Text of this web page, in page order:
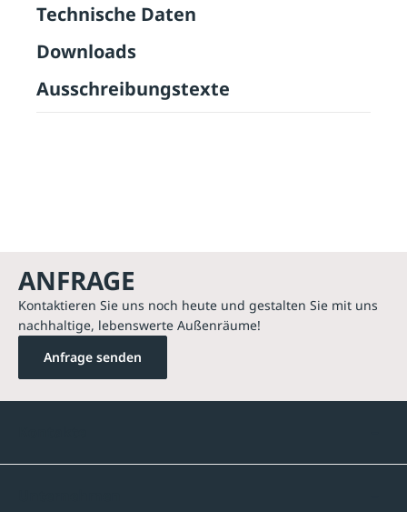
Technische Daten
Downloads
Ausschreibungstexte
ANFRAGE
Kontaktieren Sie uns noch heute und gestalten Sie mit uns
nachhaltige, lebenswerte Außenräume!
Anfrage senden